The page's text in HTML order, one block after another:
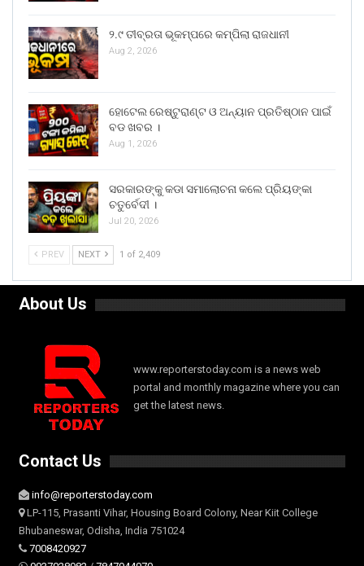
୨.୯ ତୀବ୍ରତା ଭୂକମ୍ପରେ କମ୍ପିଲା ରାଜଧାନୀ
Aug 2, 2026
ହୋଟେଲ ରେଷ୍ଟୁରାଣ୍ଟ ଓ ଅନ୍ୟାନ ପ୍ରତିଷ୍ଠାନ ପାଇଁ
ବଡ ଖବର ।
Aug 1, 2026
ସରକାରଙ୍କୁ କଡା ସମାଲୋଚନା କଲେ ପ୍ରିୟଙ୍କା
ଚତୁର୍ବେଦୀ ।
Jul 20, 2026
PREV NEXT 1 of 2,409
About Us
www.reporterstoday.com is a news web
portal and monthly magazine where you can
get the latest news.
Contact Us
info@reporterstoday.com
LP-115, Prasanti Vihar, Housing Board Colony, Near Kiit College
Bhubaneswar, Odisha, India 751024
7008420927